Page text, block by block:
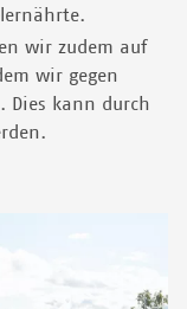
wir zudem auf
wir gegen
Dies kann durch